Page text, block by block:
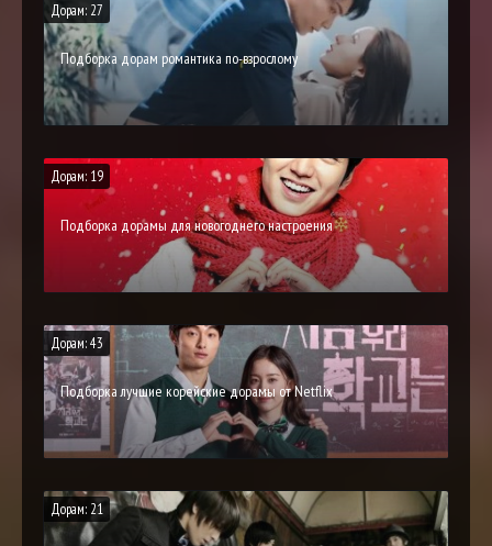
Дорам: 27
Подборка дорам романтика по-взрослому
Дорам: 19
Подборка дорамы для новогоднего настроения
Дорам: 43
Подборка лучшие корейские дорамы от Netflix
Дорам: 21